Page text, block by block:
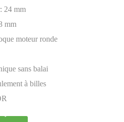
24 mm
mm
moteur ronde
sans balai
à billes